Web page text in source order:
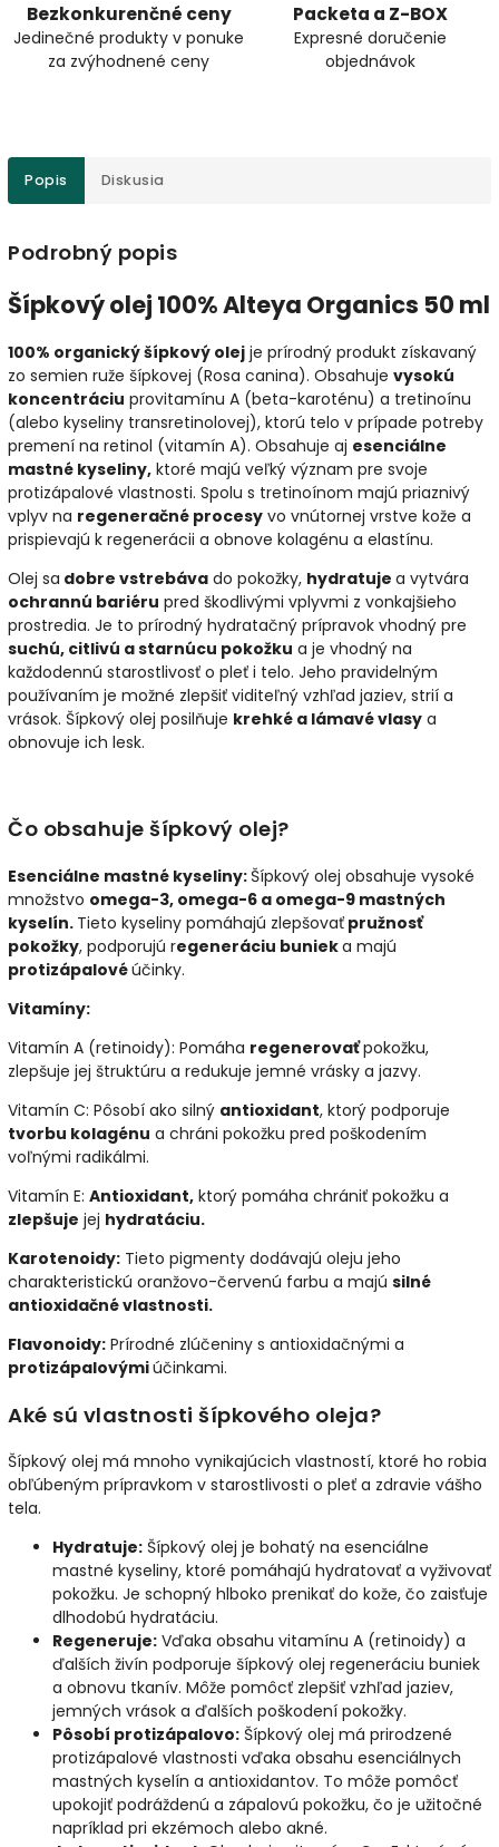
Bezkonkurenčné ceny
Jedinečné produkty v ponuke
za zvýhodnené ceny
Packeta a Z-BOX
Expresné doručenie
objednávok
Popis Diskusia
Podrobný popis
Šípkový olej 100% Alteya Organics 50 ml
100% organický šípkový olej je prírodný produkt získavaný
zo semien ruže šípkovej (Rosa canina). Obsahuje vysokú
koncentráciu provitamínu A (beta-karoténu) a tretinoínu
(alebo kyseliny transretinolovej), ktorú telo v prípade potreby
premení na retinol (vitamín A). Obsahuje aj esenciálne
mastné kyseliny, ktoré majú veľký význam pre svoje
protizápalové vlastnosti. Spolu s tretinoínom majú priaznivý
vplyv na regeneračné procesy vo vnútornej vrstve kože a
prispievajú k regenerácii a obnove kolagénu a elastínu.
Olej sa dobre vstrebáva do pokožky, hydratuje a vytvára
ochrannú bariéru pred škodlivými vplyvmi z vonkajšieho
prostredia. Je to prírodný hydratačný prípravok vhodný pre
suchú, citlivú a starnúcu pokožku a je vhodný na
každodennú starostlivosť o pleť i telo. Jeho pravidelným
používaním je možné zlepšiť viditeľný vzhľad jaziev, strií a
vrások. Šípkový olej posilňuje krehké a lámavé vlasy a
obnovuje ich lesk.
Čo obsahuje šípkový olej?
Esenciálne mastné kyseliny: Šípkový olej obsahuje vysoké
množstvo omega-3, omega-6 a omega-9 mastných
kyselín. Tieto kyseliny pomáhajú zlepšovať pružnosť
pokožky, podporujú regeneráciu bunieka majú
protizápalovéúčinky.
Vitamíny:
Vitamín A (retinoidy): Pomáha regenerovaťpokožku,
zlepšuje jej štruktúru a redukuje jemné vrásky a jazvy.
Vitamín C: Pôsobí ako silný antioxidant, ktorý podporuje
tvorbu kolagénu a chráni pokožku pred poškodením
voľnými radikálmi.
Vitamín E: Antioxidant, ktorý pomáha chrániť pokožku a
zlepšuje jej hydratáciu.
Karotenoidy: Tieto pigmenty dodávajú oleju jeho
charakteristickú oranžovo-červenú farbu a majú silné
antioxidačné vlastnosti.
Flavonoidy: Prírodné zlúčeniny s antioxidačnými a
protizápalovýmiúčinkami.
Aké sú vlastnosti šípkového oleja?
Šípkový olej má mnoho vynikajúcich vlastností, ktoré ho robia
obľúbeným prípravkom v starostlivosti o pleť a zdravie vášho
tela.
Hydratuje: Šípkový olej je bohatý na esenciálne
mastné kyseliny, ktoré pomáhajú hydratovať a vyživovať
pokožku. Je schopný hlboko prenikať do kože, čo zaisťuje
dlhodobú hydratáciu.
Regeneruje: Vďaka obsahu vitamínu A (retinoidy) a
ďalších živín podporuje šípkový olej regeneráciu buniek
a obnovu tkanív. Môže pomôcť zlepšiť vzhľad jaziev,
jemných vrások a ďalších poškodení pokožky.
Pôsobí protizápalovo: Šípkový olej má prirodzené
protizápalové vlastnosti vďaka obsahu esenciálnych
mastných kyselín a antioxidantov. To môže pomôcť
upokojiť podráždenú a zápalovú pokožku, čo je užitočné
napríklad pri ekzémoch alebo akné.